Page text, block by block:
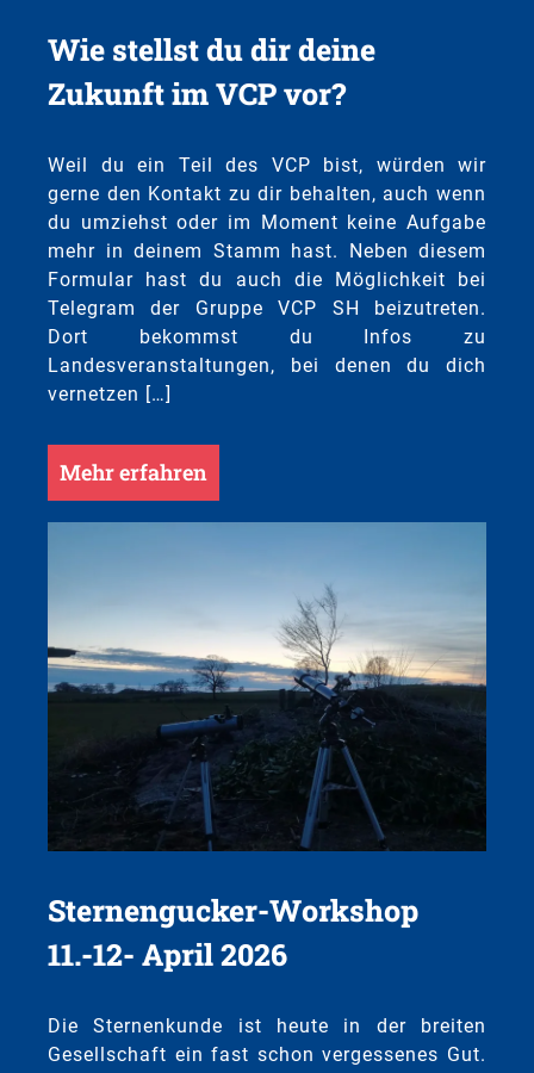
Wie stellst du dir deine
Zukunft im VCP vor?
Weil du ein Teil des VCP bist, würden wir
gerne den Kontakt zu dir behalten, auch wenn
du umziehst oder im Moment keine Aufgabe
mehr in deinem Stamm hast. Neben diesem
Formular hast du auch die Möglichkeit bei
Telegram der Gruppe VCP SH beizutreten.
Dort bekommst du Infos zu
Landesveranstaltungen, bei denen du dich
vernetzen […]
Mehr erfahren
Sternengucker-Workshop
11.-12- April 2026
Die Sternenkunde ist heute in der breiten
Gesellschaft ein fast schon vergessenes Gut.